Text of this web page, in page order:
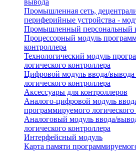
вывода
Промышленная сеть,
периферийные устройства -
Промышленный персональный
Процессорный модуль
контроллера
Технологический модуль
логического контроллера
Цифровой модуль ввода/
логического контроллера
Аксессуары для контроллеров
Аналого-цифровой модуль
программируемого логического
Аналоговый модуль ввода/
логического контроллера
Интерфейсный модуль
Карта памяти